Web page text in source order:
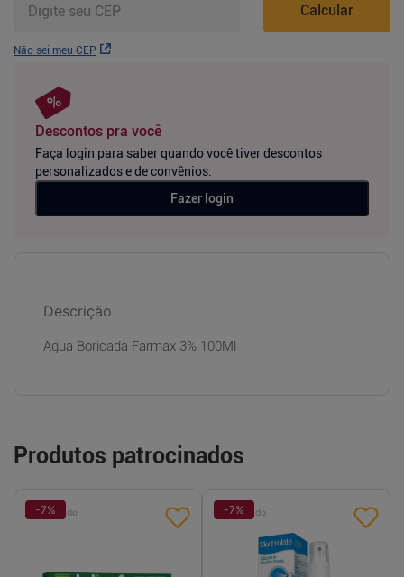
Não sei meu CEP
Calcular
Descontos pra você
Faça login para saber quando você tiver descontos
personalizados e de convênios.
Fazer login
Descrição
Agua Boricada Farmax 3% 100Ml
Produtos patrocinados
Patrocinado
-7% Patrocinado
-7%